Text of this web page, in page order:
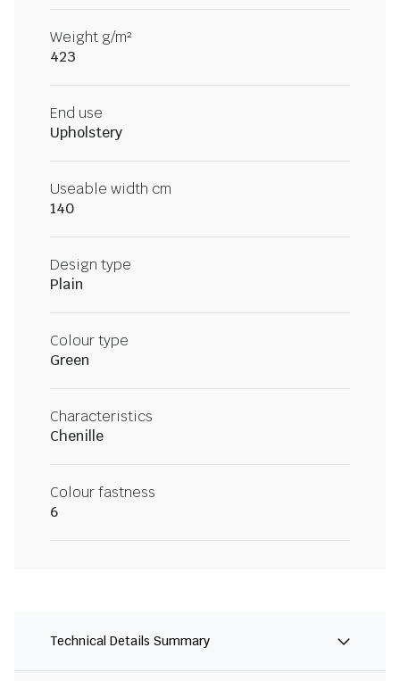
Weight g/m²
423
End use
Upholstery
Useable width cm
140
Design type
Plain
Colour type
Green
Characteristics
Chenille
Colour fastness
6
Technical Details Summary